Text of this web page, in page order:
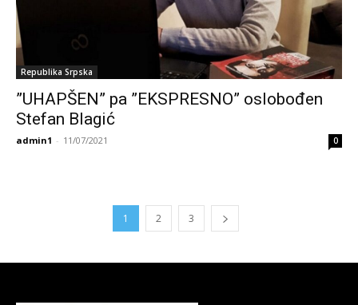
Republika Srpska
”UHAPŠEN” pa ”EKSPRESNO” oslobođen
Stefan Blagić
admin1 - 11/07/2021 0
1 2 3